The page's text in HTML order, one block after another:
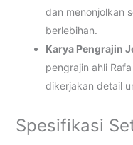
dan menonjolkan
berlebihan.
Karya Pengrajin
pengrajin ahli
dikerjakan detail
Spesifikasi